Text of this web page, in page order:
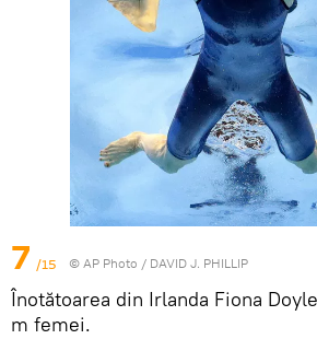
7 /15 © AP Photo / DAVID J. PHILLIP
Înotătoarea din Irlanda Fiona
m femei.